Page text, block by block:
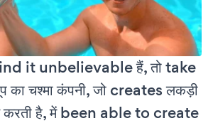
it unbelievable हैं, तो take
चश्मा कंपनी, जो creates लकड़ी
करती है, में been able to create